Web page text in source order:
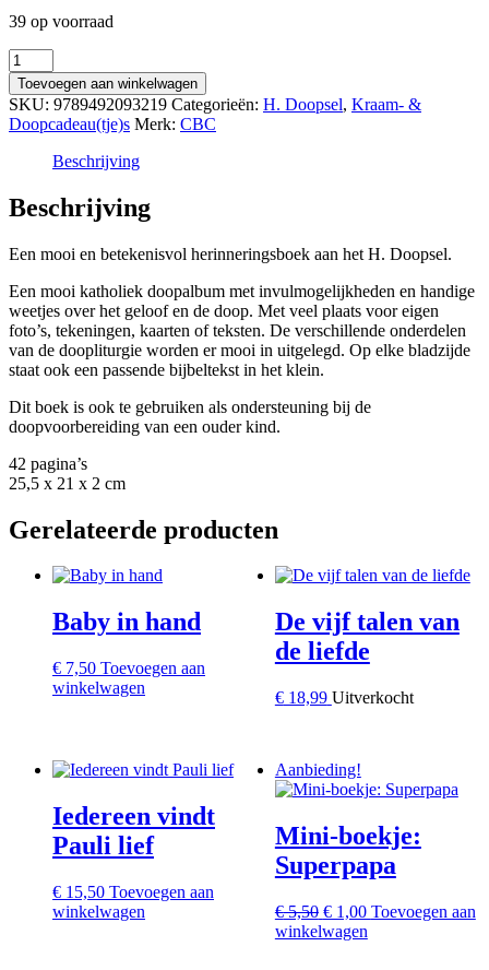
39 op voorraad
Gedoopt!
Album
bij
het
feest
leven
aantal
Toevoegen aan winkelwagen
SKU: 9789492093219 Categorieën: H. Doopsel, Kraam- &
Doopcadeau(tje)s Merk: CBC
Beschrijving
Beschrijving
Een mooi en betekenisvol herinneringsboek aan het H. Doopsel.
Een mooi katholiek doopalbum met invulmogelijkheden en handige
weetjes over het geloof en de doop. Met veel plaats voor eigen
foto’s, tekeningen, kaarten of teksten. De verschillende onderdelen
van de doopliturgie worden er mooi in uitgelegd. Op elke bladzijde
staat ook een passende bijbeltekst in het klein.
Dit boek is ook te gebruiken als ondersteuning bij de
doopvoorbereiding van een ouder kind.
42 pagina’s
25,5 x 21 x 2 cm
Gerelateerde producten
Baby in hand
€ 7,50 Toevoegen aan
winkelwagen
De vijf talen van
de liefde
€18,99 Uitverkocht
Iedereen vindt
Pauli lief
€ 15,50 Toevoegen aan
winkelwagen
Aanbieding!
Mini-boekje:
Superpapa
€5,50 Oorspronkelijke
prijs
€1,00Huidige
prijs
Toevoegen aan
winkelwagen